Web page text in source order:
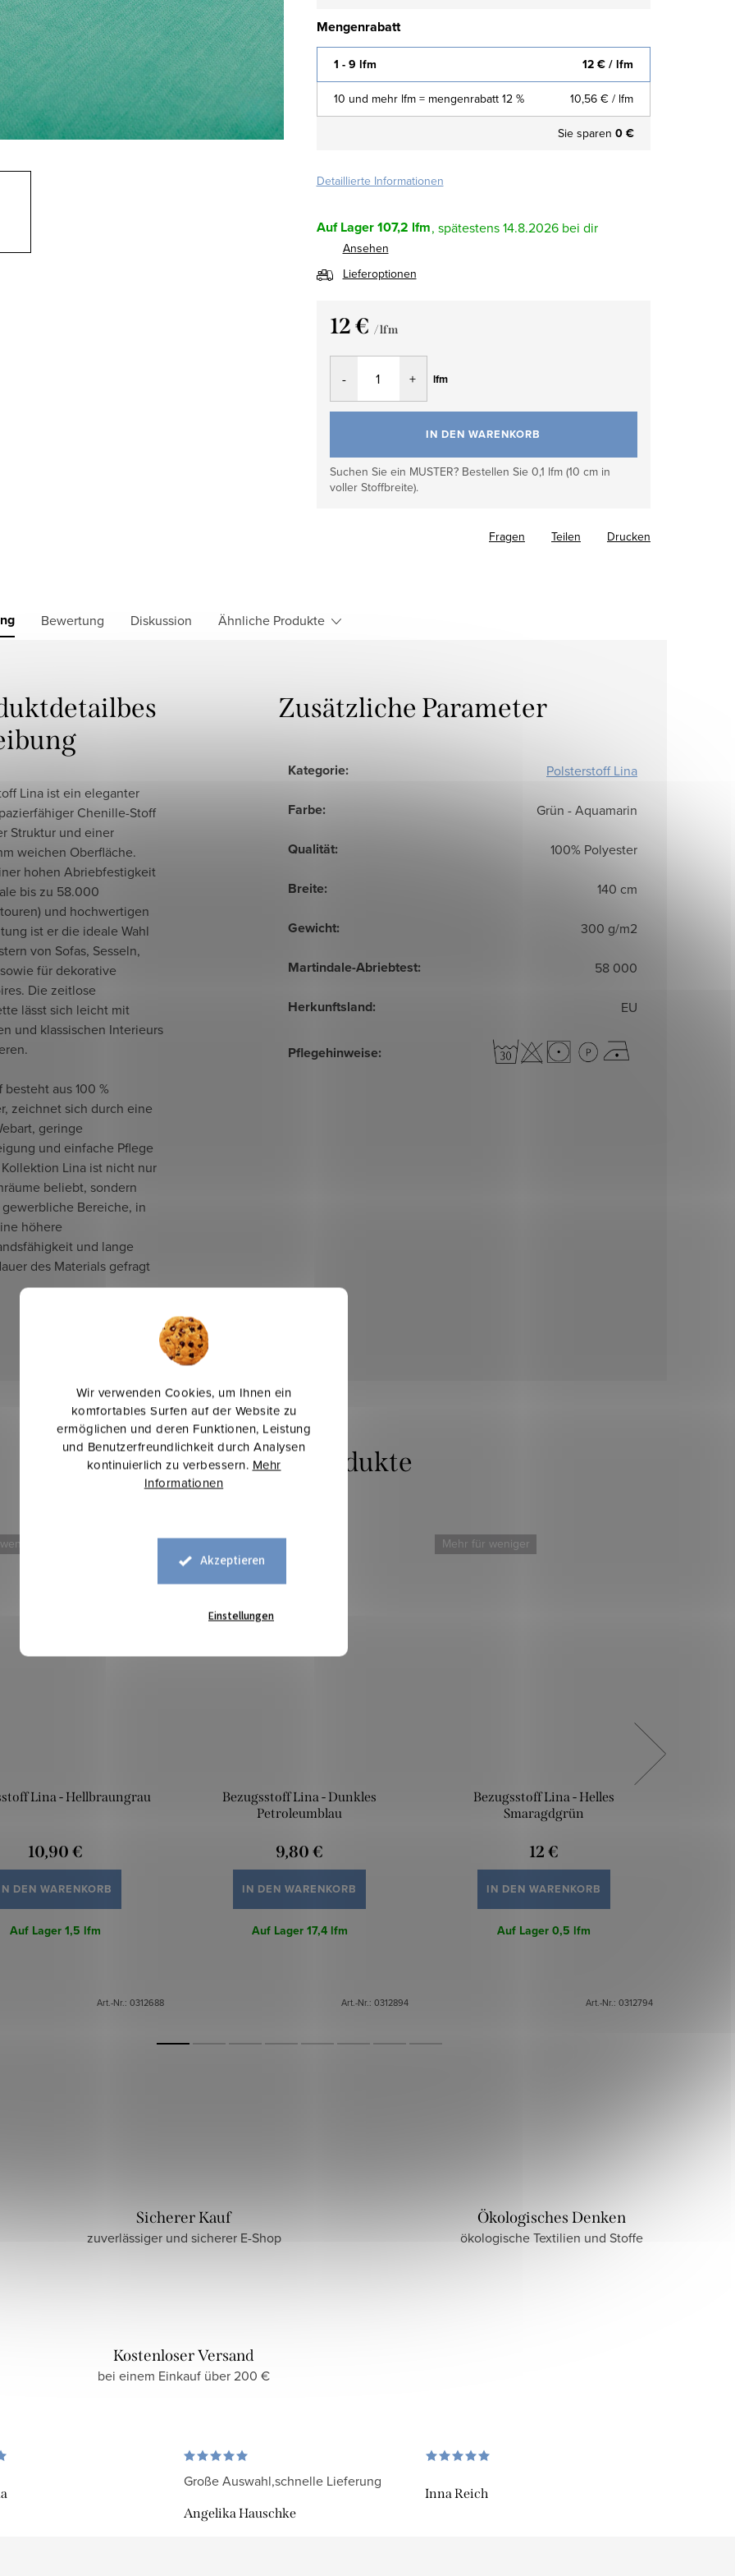
Wir verwenden Cookies, um Ihnen ein
komfortables Surfen auf der Website zu
ermöglichen und deren Funktionen, Leistung
und Benutzerfreundlichkeit durch Analysen
kontinuierlich zu verbessern. Mehr
Informationen
Akzeptieren
Einstellungen
Mengenrabatt
1 - 9 lfm 12 € / lfm
10 und mehr lfm = mengenrabatt 12 % 10,56 € / lfm
Sie sparen 0 €
Detaillierte Informationen
Auf Lager107,2 lfm 14.8.2026
Ansehen
Lieferoptionen
12 € / lfm
Verkaufspreis:
lfm
IN DEN WARENKORB
Suchen Sie ein MUSTER? Bestellen Sie 0,1 lfm (10 cm in
voller Stoffbreite).
Drucken
Fragen Teilen
Bewertung Diskussion Ähnliche Produkte
Lina ist ein eleganter
Chenille-Stoff
Struktur und einer
weichen Oberfläche.
hohen Abriebfestigkeit
bis zu 58.000
und hochwertigen
ist er die ideale Wahl
von Sofas, Sesseln,
für dekorative
Die zeitlose
lässt sich leicht mit
und klassischen Interieurs
besteht aus 100 %
zeichnet sich durch eine
geringe
und einfache Pflege
Lina ist nicht nur
beliebt, sondern
Bereiche, in
höhere
und lange
des Materials gefragt
Zusätzliche Parameter
Kategorie: Polsterstoff Lina
Farbe: Grün - Aquamarin
Qualität: 100% Polyester
Breite: 140 cm
Gewicht: 300 g/m2
Martindale-Abriebtest: 58 000
Herkunftsland: EU
Pflegehinweise:
Lina - Hellbraungrau
10,90 €
DEN WARENKORB
Auf Lager 1,5 lfm
Art.-Nr.: 0312688
Mehr für weniger
Bezugsstoff Lina - Dunkles
Petroleumblau
9,80 €
IN DEN WARENKORB
Auf Lager 17,4 lfm
Art.-Nr.: 0312894
Mehr für weniger
Bezugsstoff Lina - Helles
Smaragdgrün
12 €
IN DEN WARENKORB
Auf Lager 0,5 lfm
Art.-Nr.: 0312794
Sicherer Kauf
zuverlässiger und sicherer E-Shop
Ökologisches Denken
ökologische Textilien und Stoffe
Kostenloser Versand
bei einem Einkauf über 200 €
Große Auswahl,schnelle Lieferung
Angelika Hauschke
Inna Reich